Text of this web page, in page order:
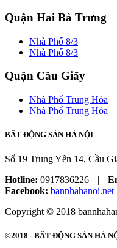
Quận Hai Bà Trưng
Nhà Phố 8/3
Nhà Phố 8/3
Quận Cầu Giấy
Nhà Phố Trung Hòa
Nhà Phố Trung Hòa
BẤT ĐỘNG SẢN HÀ NỘI
Số 19 Trung Yên 14, Cầu
Hotline: 0917836226 |
Facebook: bannhahanoi.net
Copyright © 2018
©2018 - BẤT ĐỘNG SẢN HÀ